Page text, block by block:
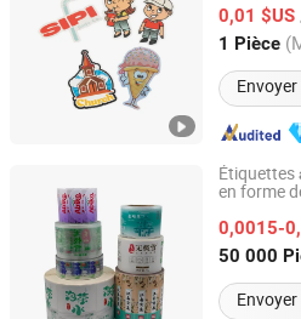
portables,
0,01 $US
1 Pièce
Zhejiang, China
Étiquettes
en forme
0,0015-
50 000
Anhui Tianlong Super Color
Anhui, China